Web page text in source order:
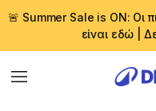
🚨 Summer Sale is ON: Οι
είναι εδώ |
Menu